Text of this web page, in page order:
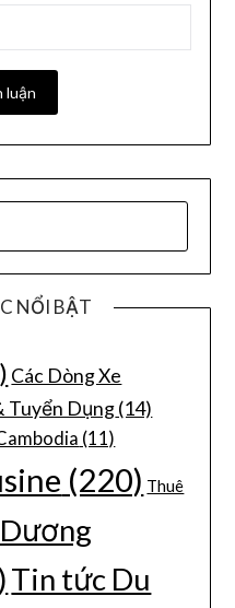
NỔI BẬT
Các Dòng Xe
Tuyển Dụng(14)
(11)
(220) Thuê
Tin tức Du